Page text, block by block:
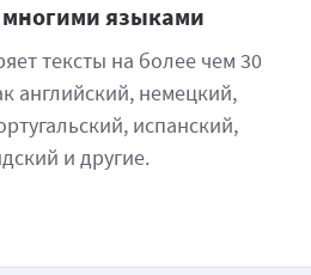
многими языками
тексты на более чем 30
английский, немецкий,
испанский,
и другие.